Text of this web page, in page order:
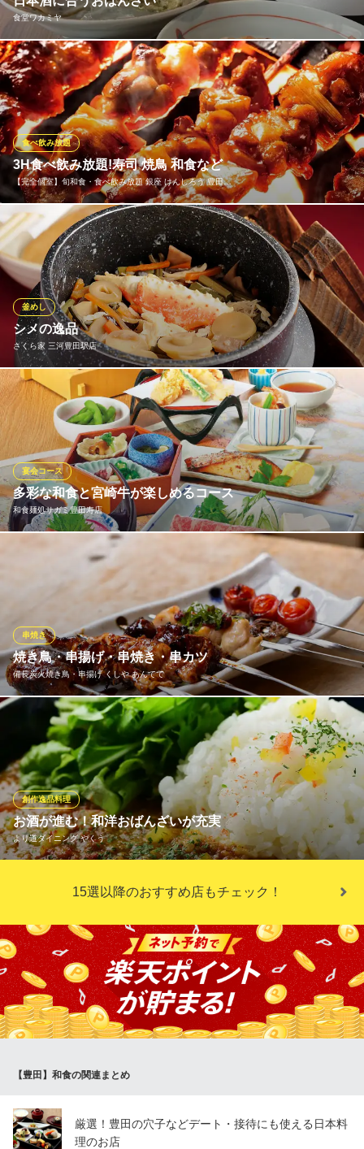
愛知県豊田市若宮町1-35先 μPLAT豊田市1F
食堂ワカミヤ
「旨い酒と肴で、ゆっくりと良い時間を過ごしてほしい」そんな
想いから、店主が心を込めて作るおばんざいや小皿料理をご用意
しました。和食や、時には洋食や中華の技法も取り入れた、遊び
心溢れる一皿が当店の自慢。その日の気分でお楽しみいただけま
す。多彩な肴たちが、お酒の持つ豊かな香りと味わいを引き立て
ます
食堂ワカミヤ
豊田大衆酒場食堂
名鉄三河線豊田市駅 徒歩2分
愛知県豊田市若宮町1-27-2
3H食べ飲み放題!寿司 焼鳥 和食など
【完全個室】旬和食・食べ飲み放題 銀座 けんしろう 豊田…
食べ飲み放題
【寿司】【肉寿司】【炭火焼き鳥】【秘伝唐揚げ】【和食料理】
【全120品★時間3時間食べ飲み放題プラン】豊富な肉寿司メニュ
ー◎短角牛たたき寿司をはじめ炭火焼き鳥、越後寿司や和食など
が食べ放題！当日予約OK！4000⇒3000円大変お得なコースで
す。様々なシーンでご利用いただけるコースを豊富にご用意して
おります。
【完全個室】旬和食・食べ飲み放題 銀座 けんしろう 豊田本
豊田 和食 個室居酒屋
名鉄豊田線豊田市駅 徒歩1分
愛知県豊田市若宮町1-23 G SEVENS豊田4F
シメの逸品
さくら家 三河豊田駅店
釜めし
贅沢にかにを投入した絶品釜飯は宴会のシメにどうぞ♪
さくら家 三河豊田駅店
大将こだわりのブリ料理
愛知環状鉄道線三河豊田駅 徒歩8分
愛知県豊田市山之手3-1
多彩な和食と宮崎牛が楽しめるコース
和食麺処サガミ豊田寿店
宴会コース
大海老の天ぷらやそばなど、当店自慢の和食を存分に味わえる
松・竹・梅、3つのコースをご用意。コースのご利用は2名様から
OK！ご親族や職場のお集りなど宴の席にぜひご利用ください。飲
み放題と一緒に注文すると飲み放題が割引価格でお楽しいただけ
ます。和風テイストの落ち着いた店内で、ごゆっくりお過ごしく
ださい。
和食麺処サガミ豊田寿店
和食・うどん・そば
名鉄三河線土橋駅 徒歩12分
愛知県豊田市寿町2-4
焼き鳥・串揚げ・串焼き・串カツ
備長炭火焼き鳥・串揚げ くしや あんてて
串焼き
毎日店内で串打ち炭火で焼き上げています 串揚げは衣やソースに
もこだわりっています どちらもアツアツを召し上がっていただき
たいです
備長炭火焼き鳥・串揚げ くしや あんてて
備長炭火焼き鳥と串揚げ
名鉄三河線豊田市駅 徒歩2分
愛知県豊田市昭和町4-46
お酒が進む！和洋おばんざいが充実
より道ダイニング やくう
創作逸品料理
季節ごとに変わる黒板メニューをはじめ、和洋多彩な種類を揃え
た充実の創作料理・おばんざいが自慢。お好みのお酒に合わせて
トキーマカレーまで、お魚系・お肉系もしっかりご堪能いただけ
ます。ご友人や同僚との飲み会に、ぜひお気軽にお立ち寄りくだ
さい！
より道ダイニング やくう
和洋おばんざい居酒屋
15選以降のおすすめ店もチェック！
【豊田】和食の関連まとめ
厳選！豊田の穴子などデート・接待にも使える日本料
理のお店